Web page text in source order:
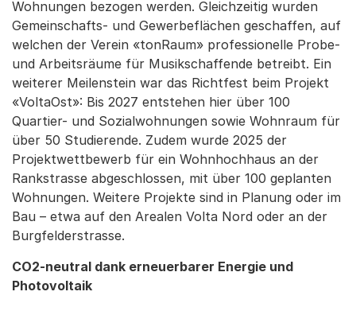
Wohnungen bezogen werden. Gleichzeitig wurden
Gemeinschafts- und Gewerbeflächen geschaffen, auf
welchen der Verein «tonRaum» professionelle Probe-
und Arbeitsräume für Musikschaffende betreibt. Ein
weiterer Meilenstein war das Richtfest beim Projekt
«VoltaOst»: Bis 2027 entstehen hier über 100
Quartier- und Sozialwohnungen sowie Wohnraum für
über 50 Studierende. Zudem wurde 2025 der
Projektwettbewerb für ein Wohnhochhaus an der
Rankstrasse abgeschlossen, mit über 100 geplanten
Wohnungen. Weitere Projekte sind in Planung oder im
Bau – etwa auf den Arealen Volta Nord oder an der
Burgfelderstrasse.
CO2-neutral dank erneuerbarer Energie und
Photovoltaik